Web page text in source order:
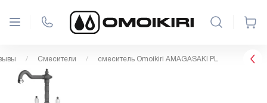
Смесители смеситель Omoikiri AMAGASAKI PL